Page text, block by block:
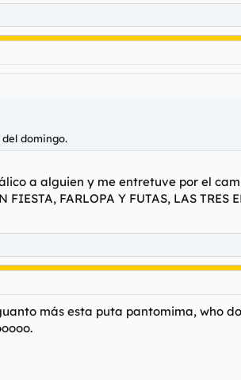
domingo.
a alguien y me entretuve por el
FARLOPA Y FUTAS, LAS TRES
más esta puta pantomima, who